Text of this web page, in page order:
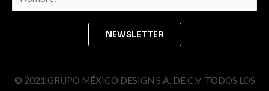
© 2021 GRUPO MÉXICO DESIGN S.A. DE C.V. TODOS LOS